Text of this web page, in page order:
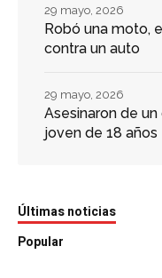
Robó una moto,
contra un auto
29 mayo, 2026
Asesinaron de
joven de 18 años
29 mayo, 2026
Últimas noticias
Popular